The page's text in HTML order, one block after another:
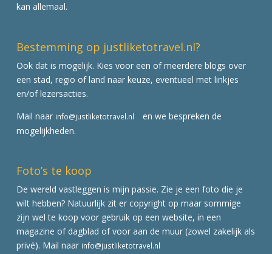
kan allemaal.
Bestemming op justliketotravel.nl?
Ook dat is mogelijk. Kies voor een of meerdere blogs over
een stad, regio of land naar keuze, eventueel met linkjes
en/of lezersacties.
Mail naar info@justliketotravel.nl
en we bespreken de
mogelijkheden.
Foto’s te koop
De wereld vastleggen is mijn passie. Zie je een foto die je
wilt hebben? Natuurlijk zit er copyright op maar sommige
zijn wel te koop voor gebruik op een website, in een
magazine of dagblad of voor aan de muur (zowel zakelijk als
privé). Mail naar info@justliketotravel.nl